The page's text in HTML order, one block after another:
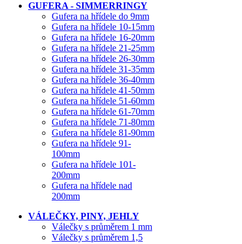
GUFERA - SIMMERRINGY
Gufera na hřídele do 9mm
Gufera na hřídele 10-15mm
Gufera na hřídele 16-20mm
Gufera na hřídele 21-25mm
Gufera na hřídele 26-30mm
Gufera na hřídele 31-35mm
Gufera na hřídele 36-40mm
Gufera na hřídele 41-50mm
Gufera na hřídele 51-60mm
Gufera na hřídele 61-70mm
Gufera na hřídele 71-80mm
Gufera na hřídele 81-90mm
Gufera na hřídele 91-
100mm
Gufera na hřídele 101-
200mm
Gufera na hřídele nad
200mm
VÁLEČKY, PINY, JEHLY
Válečky s průměrem 1 mm
Válečky s průměrem 1,5